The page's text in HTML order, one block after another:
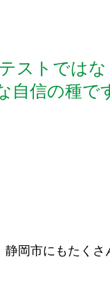
ストではな
信の種で
岡市にもたくさ